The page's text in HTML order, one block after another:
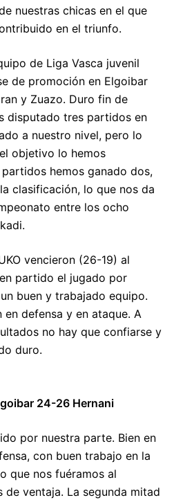
nuestras chicas en el que
en el triunfo.
de Liga Vasca juvenil
de promoción en Elgoibar
y Zuazo. Duro fin de
disputado tres partidos en
a nuestro nivel, pero lo
objetivo lo hemos
hemos ganado dos,
clasificación, lo que nos da
entre los ocho
vencieron (26-19) al
partido el jugado por
buen y trabajado equipo.
defensa y en ataque. A
no hay que confiarse y
duro.
24-26 Hernani
por nuestra parte. Bien en
con buen trabajo en la
que nos fuéramos al
ventaja. La segunda mitad